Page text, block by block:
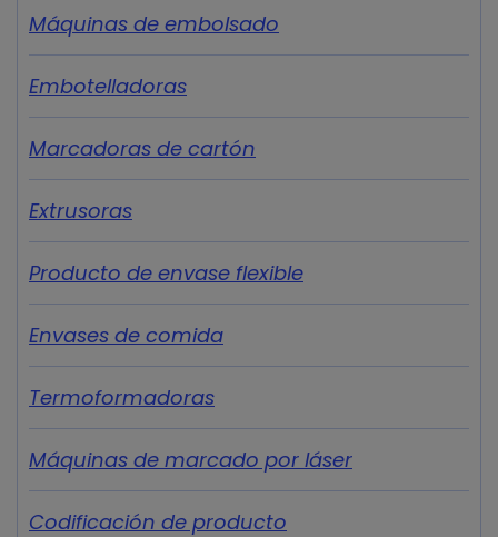
Máquinas de embolsado
Embotelladoras
Marcadoras de cartón
Extrusoras
Producto de envase flexible
Envases de comida
Termoformadoras
Máquinas de marcado por láser
Codificación de producto